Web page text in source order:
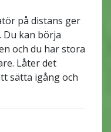
på distans ger
kan börja
och du har stora
Låter det
sätta igång och